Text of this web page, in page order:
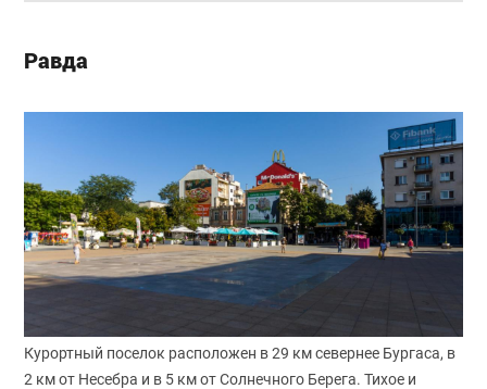
Равда
Курортный поселок расположен в 29 км севернее Бургаса, в
2 км от Несебра и в 5 км от Солнечного Берега. Тихое и